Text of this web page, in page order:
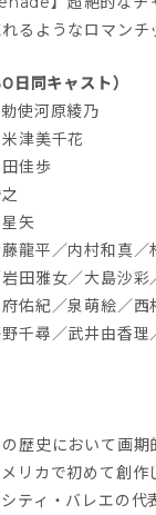
るようなロマンチ
同キャスト）
使河原綾乃
津美千花
佳歩
矢
龍平／内村和真
田雅女／大島沙彩
佑紀／泉萌絵／
千尋／武井由香
歴史において画期
リカで初めて創作
ティ・バレエの代